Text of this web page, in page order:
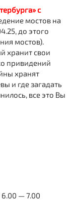
с
мостов на
до этого
мостов).
хранит свои
привидений
хранят
и где загадать
все это Вы
— 7.00